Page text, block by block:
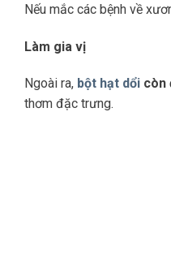
Nếu mắc các bệnh về
Làm gia vị
Ngoài ra, bột hạt dổi còn
thơm đặc trưng.